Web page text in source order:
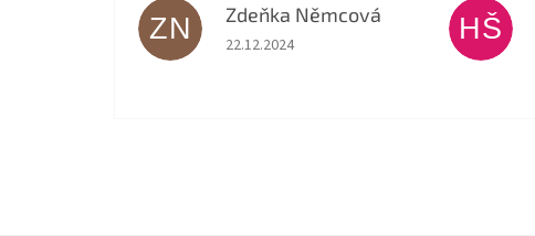
ZN Zdeňka Němcová
Hodnocení obchodu je 5 z 5 hvězdiček.
22.12.2024 HŠ